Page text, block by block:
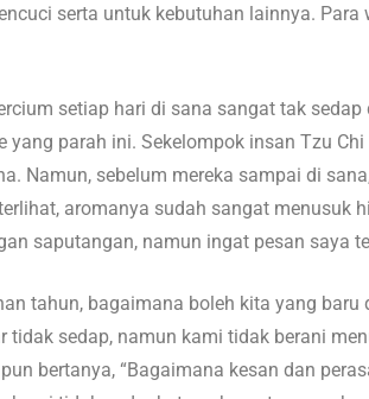
serta untuk kebutuhan lainnya.
setiap hari di sana sangat tak
parah ini. Sekelompok insan Tzu
Namun, sebelum mereka sampai di
aromanya sudah sangat menusuk
saputangan, namun ingat pesan saya
tahun, bagaimana boleh kita yang
tidak sedap, namun kami tidak berani
bertanya, “Bagaimana kesan dan